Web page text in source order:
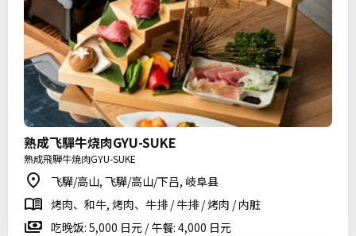
熟成飞驒牛烧肉GYU-SUKE
熟成飛騨牛焼肉GYU-SUKE
飞驒/高山, 飞驒/高山/下吕, 岐阜县
烤肉、和牛, 烤肉、牛排 / 牛排 / 烤肉 / 内脏
吃晚饭: 5,000 日元 / 午餐: 4,000 日元